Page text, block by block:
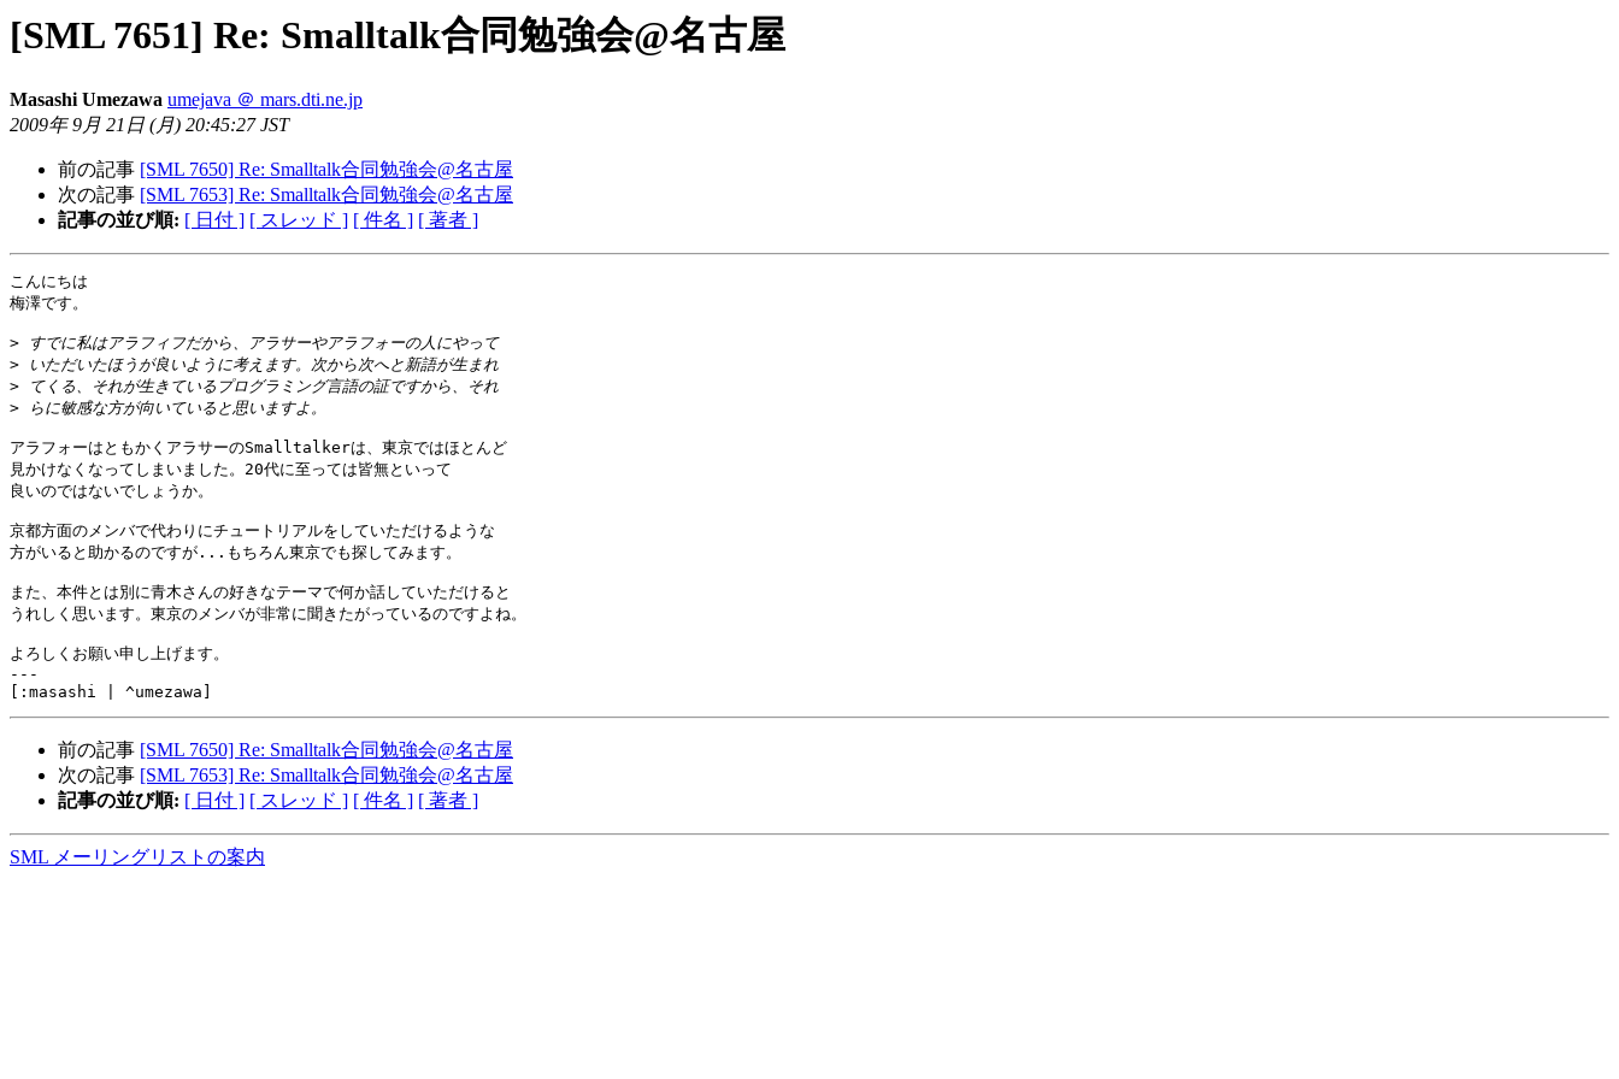
[SML 7651] Re: Smalltalk合同勉強会@名古屋
Masashi Umezawa umejava ＠ mars.dti.ne.jp
2009年 9月 21日 (月) 20:45:27 JST
前の記事 [SML 7650] Re: Smalltalk合同勉強会@名古屋
次の記事 [SML 7653] Re: Smalltalk合同勉強会@名古屋
記事の並び順: [ 日付 ] [ スレッド ] [ 件名 ] [ 著者 ]
こんにちは
梅澤です。
>
>
>
>
アラフォーはともかくアラサーのSmalltalkerは、東京ではほとんど
見かけなくなってしまいました。20代に至っては皆無といって
良いのではないでしょうか。
京都方面のメンバで代わりにチュートリアルをしていただけるような
方がいると助かるのですが...もちろん東京でも探してみます。
また、本件とは別に青木さんの好きなテーマで何か話していただけると
うれしく思います。東京のメンバが非常に聞きたがっているのですよね。
よろしくお願い申し上げます。
---
前の記事 [SML 7650] Re: Smalltalk合同勉強会@名古屋
次の記事 [SML 7653] Re: Smalltalk合同勉強会@名古屋
記事の並び順: [ 日付 ] [ スレッド ] [ 件名 ] [ 著者 ]
SML メーリングリストの案内